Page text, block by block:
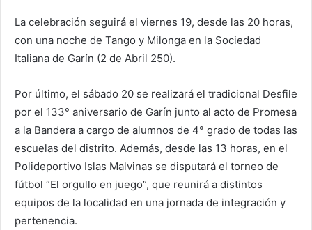
La celebración seguirá el viernes 19, desde las 20 horas,
con una noche de Tango y Milonga en la Sociedad
Italiana de Garín (2 de Abril 250).
Por último, el sábado 20 se realizará el tradicional Desfile
por el 133° aniversario de Garín junto al acto de Promesa
a la Bandera a cargo de alumnos de 4° grado de todas las
escuelas del distrito. Además, desde las 13 horas, en el
Polideportivo Islas Malvinas se disputará el torneo de
fútbol “El orgullo en juego”, que reunirá a distintos
equipos de la localidad en una jornada de integración y
pertenencia.